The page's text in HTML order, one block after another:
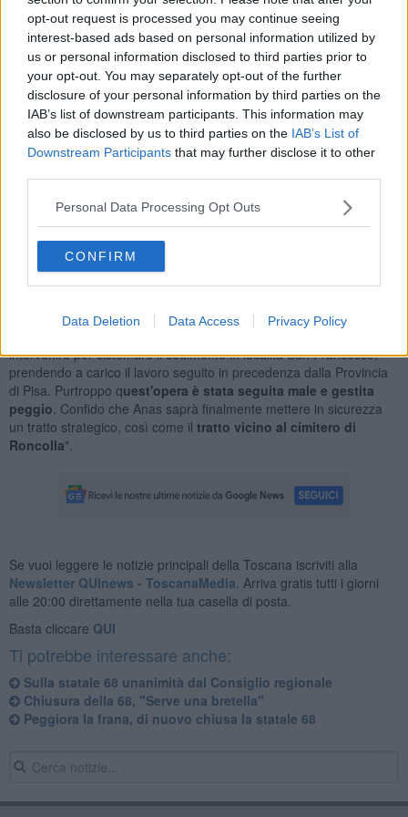
opt-out request is processed you may continue seeing
interest-based ads based on personal information utilized by
us or personal information disclosed to third parties prior to
your opt-out. You may separately opt-out of the further
disclosure of your personal information by third parties on the
IAB’s list of downstream participants. This information may
also be disclosed by us to third parties on the IAB’s List of
Downstream Participants that may further disclose it to other
Personal Data Processing Opt Outs
CONFIRM
Data Deletion Data Access Privacy Policy
progetto, ormai terminato - ha spiegato Potenti - l'attesa adesso è
dovuta unicamente alla burocrazia per la Valutazione d'Impatto
Ambientale nazionale che potrebbe occorrere per quest'opera".
"Abbiamo avuto anche delle conferme che riguardano l'avvio del
cantiere entro Dicembre per due stralci del progetto esecutivo,
ovvero idue crolli minori: quello di San Francesco e quello di
Roncolla, dove si trova un restringimento pericoloso - ha aggiunto -
si tratta di un cantiere per
un investimento totale di 10 milioni di
, che riguarderà circadue chilometri e mezzo
di tracciato
un collegamento così importante".
solido, ma anche scorrevole e moderno, adatto al traffico - ha
intervenire per sistemare il cedimento in località San Francesco,
prendendo a carico il lavoro seguito in precedenza dalla Provincia
di Pisa. Purtroppo quest'opera è stata seguita male e gestita
peggio . Confido che Anas saprà finalmente mettere in sicurezza
un tratto strategico, così come il tratto vicino al cimitero di
Roncolla".
Se vuoi leggere le notizie principali della Toscana iscriviti alla
Newsletter QUInews - ToscanaMedia. Arriva gratis tutti i giorni
alle 20:00 direttamente nella tua casella di posta.
Basta cliccare QUI
Ti potrebbe interessare anche:
Sulla statale 68 unanimità dal Consiglio regionale
Chiusura della 68, "Serve una bretella"
Peggiora la frana, di nuovo chiusa la statale 68